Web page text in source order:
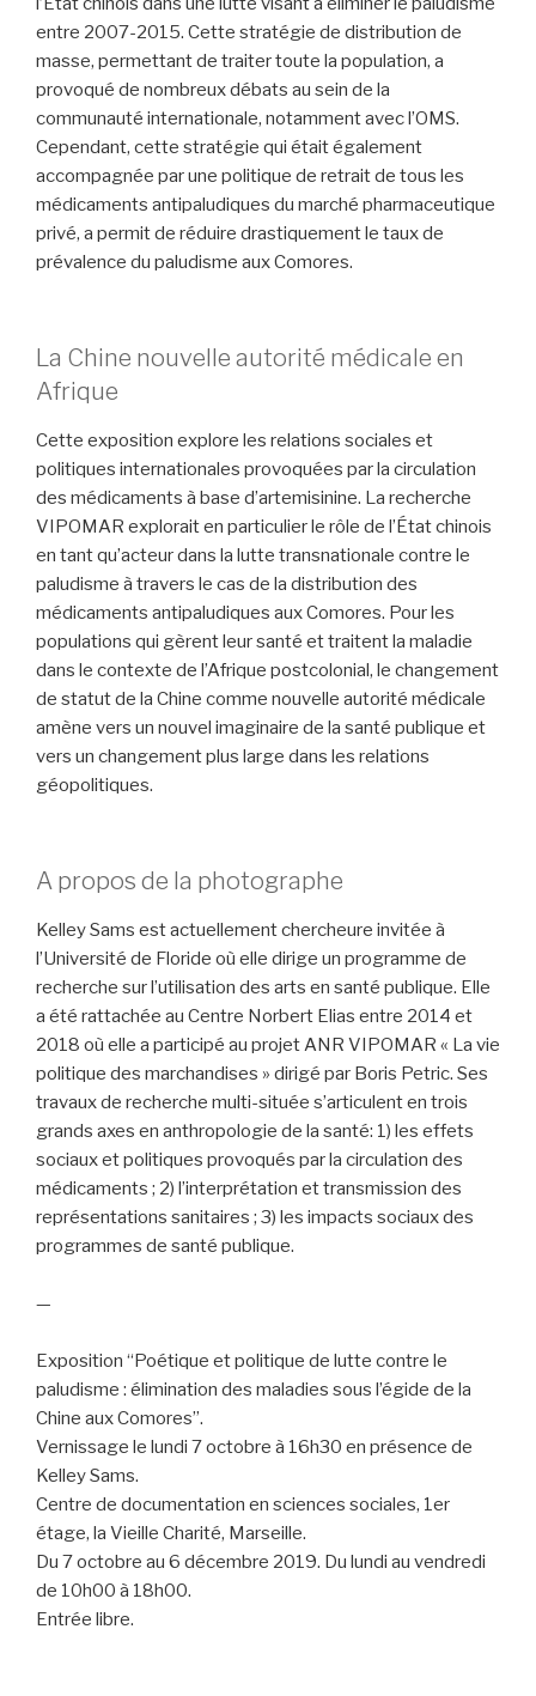
entre 2007-2015. Cette stratégie de distribution de
masse, permettant de traiter toute la population, a
provoqué de nombreux débats au sein de la
communauté internationale, notamment avec l’OMS.
Cependant, cette stratégie qui était également
accompagnée par une politique de retrait de tous les
médicaments antipaludiques du marché pharmaceutique
privé, a permit de réduire drastiquement le taux de
prévalence du paludisme aux Comores.
La Chine nouvelle autorité médicale en
Afrique
Cette exposition explore les relations sociales et
politiques internationales provoquées par la circulation
des médicaments à base d’artemisinine. La recherche
VIPOMAR explorait en particulier le rôle de l’État chinois
en tant qu’acteur dans la lutte transnationale contre le
paludisme à travers le cas de la distribution des
médicaments antipaludiques aux Comores. Pour les
populations qui gèrent leur santé et traitent la maladie
dans le contexte de l’Afrique postcolonial, le changement
de statut de la Chine comme nouvelle autorité médicale
amène vers un nouvel imaginaire de la santé publique et
vers un changement plus large dans les relations
géopolitiques.
A propos de la photographe
Kelley Sams est actuellement chercheure invitée à
l’Université de Floride où elle dirige un programme de
recherche sur l’utilisation des arts en santé publique. Elle
a été rattachée au Centre Norbert Elias entre 2014 et
2018 où elle a participé au projet ANR VIPOMAR « La vie
politique des marchandises » dirigé par Boris Petric. Ses
travaux de recherche multi-située s’articulent en trois
grands axes en anthropologie de la santé: 1) les effets
sociaux et politiques provoqués par la circulation des
médicaments ; 2) l’interprétation et transmission des
représentations sanitaires ; 3) les impacts sociaux des
programmes de santé publique.
—
Exposition “Poétique et politique de lutte contre le
paludisme : élimination des maladies sous l’égide de la
Chine aux Comores”.
Vernissage le lundi 7 octobre à 16h30 en présence de
Kelley Sams.
Centre de documentation en sciences sociales, 1er
étage, la Vieille Charité, Marseille.
Du 7 octobre au 6 décembre 2019. Du lundi au vendredi
de 10h00 à 18h00.
Entrée libre.